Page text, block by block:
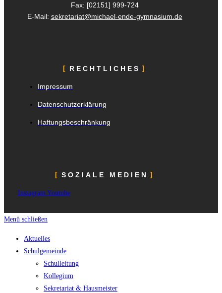
Fax: [02151] 999-724
E-Mail: sekretariat@michael-ende-gymnasium.de
RECHTLICHES
Impressum
Datenschutzerklärung
Haftungsbeschränkung
SOZIALE MEDIEN
Instagram Youtube
Menü schließen
Aktuelles
Schulgemeinde
Schulleitung
Kollegium
Sekretariat & Hausmeister